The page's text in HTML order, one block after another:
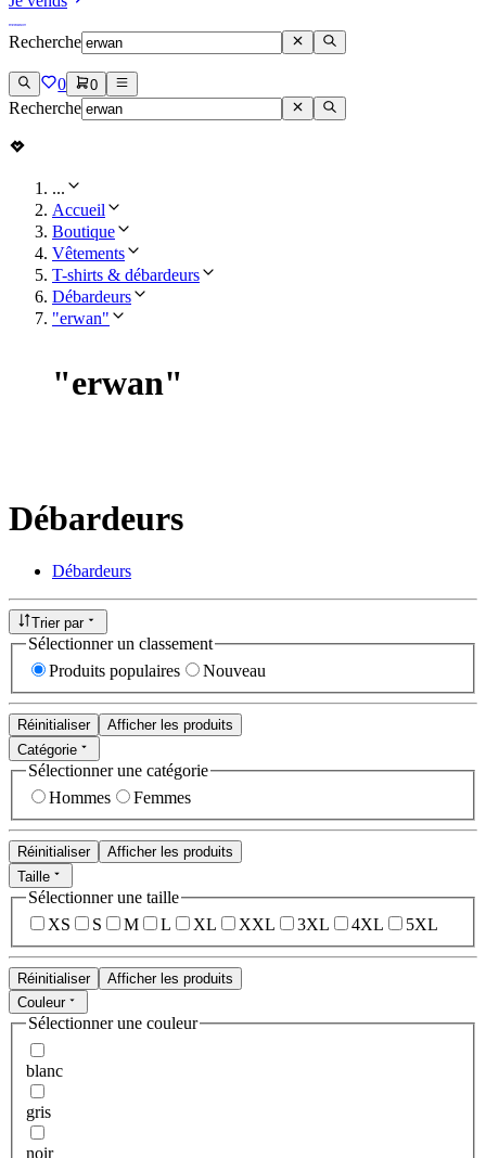
Recherche
0 0
Recherche
...
Accueil
Boutique
Vêtements
T-shirts & débardeurs
Débardeurs
"erwan"
"erwan"
Débardeurs
Débardeurs
Trier par
Sélectionner un classement
Produits populaires
Nouveau
Réinitialiser
Afficher les produits
Catégorie
Sélectionner une catégorie
Hommes
Femmes
Réinitialiser
Afficher les produits
Taille
Sélectionner une taille
XS
S M L XL XXL 3XL 4XL 5XL
Réinitialiser
Afficher les produits
Couleur
Sélectionner une couleur
blanc
gris
noir